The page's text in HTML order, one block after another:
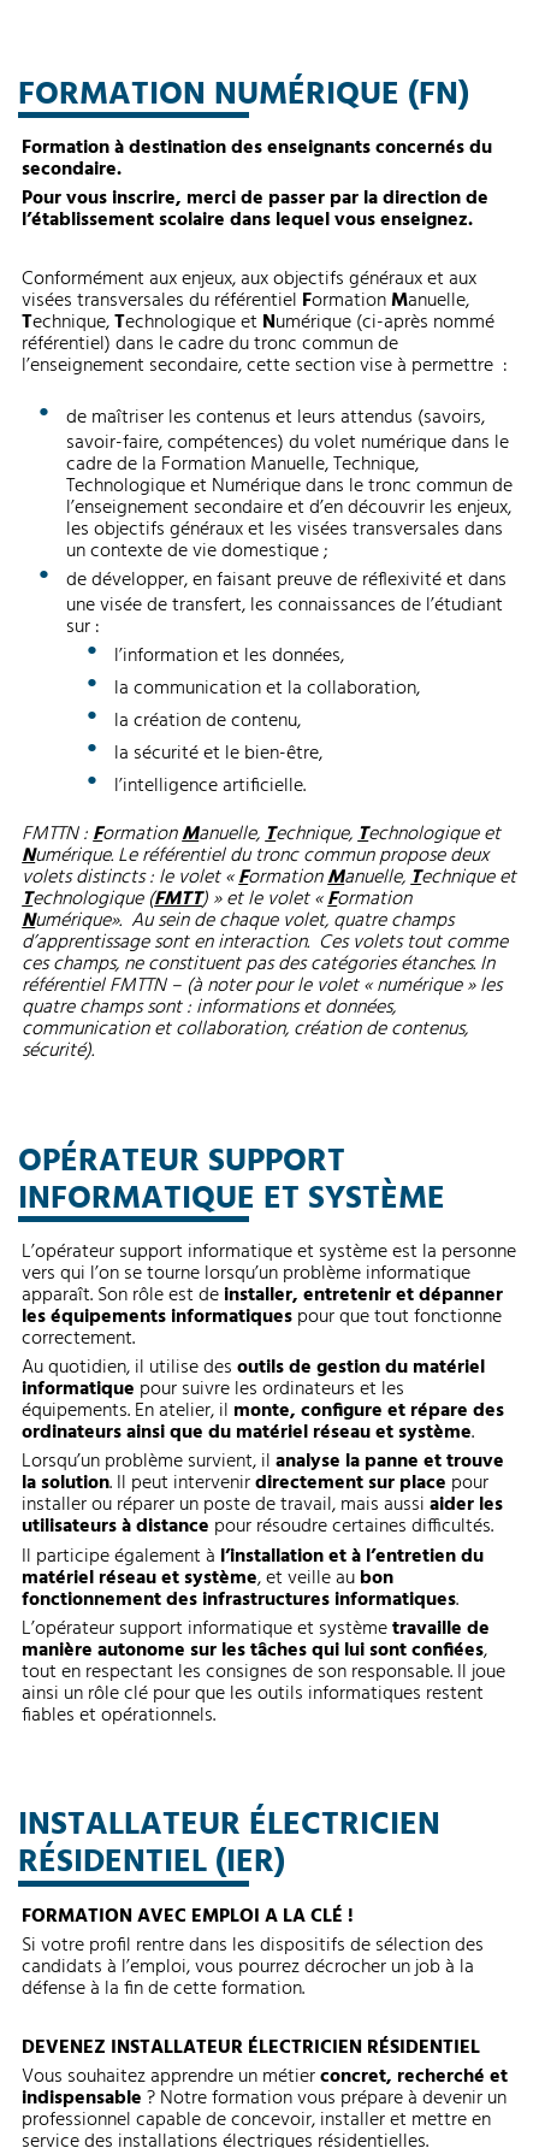
FORMATION NUMÉRIQUE (FN)
Formation à destination des enseignants concernés du
secondaire.
Pour vous inscrire, merci de passer par la direction de
l’établissement scolaire dans lequel vous enseignez.
Conformément aux enjeux, aux objectifs généraux et aux
visées transversales du référentiel FormationManuelle,
Technique,Technologique et Numérique (ci-après nommé
référentiel) dans le cadre du tronc commun de
l’enseignement secondaire, cette section vise à permettre :
de maîtriser les contenus et leurs attendus (savoirs,
savoir-faire, compétences) du volet numérique dans le
cadre de la Formation Manuelle, Technique,
Technologique et Numérique dans le tronc commun de
l’enseignement secondaire et d’en découvrir les enjeux,
les objectifs généraux et les visées transversales dans
un contexte de vie domestique ;
de développer, en faisant preuve de réflexivité et dans
une visée de transfert, les connaissances de l’étudiant
sur :
l’information et les données,
la communication et la collaboration,
la création de contenu,
la sécurité et le bien-être,
l’intelligence artificielle.
FMTTN :FormationManuelle,Technique,Technologique et
Numérique. Le référentiel du tronc commun propose deux
volets distincts : le volet «FormationManuelle,Technique et
Technologique (FMTT) » et le volet «Formation
Numérique». Au sein de chaque volet, quatre champs
d’apprentissage sont en interaction. Ces volets tout comme
ces champs, ne constituent pas des catégories étanches. In
référentiel FMTTN – (à noter pour le volet « numérique » les
quatre champs sont : informations et données,
communication et collaboration, création de contenus,
sécurité).
OPÉRATEUR SUPPORT
INFORMATIQUE ET SYSTÈME
L’opérateur support informatique et système est la personne
vers qui l’on se tourne lorsqu’un problème informatique
apparaît. Son rôle est deinstaller, entretenir et dépanner
les équipements informatiquespour que tout fonctionne
correctement.
Au quotidien, il utilise desoutils de gestion du matériel
informatique pour suivre les ordinateurs et les
équipements. En atelier, il monte, configure et répare des
ordinateurs ainsi que du matériel réseau et système.
Lorsqu’un problème survient, ilanalyse la panne et trouve
la solution. Il peut intervenirdirectement sur place pour
installer ou réparer un poste de travail, mais aussiaider les
utilisateurs à distance pour résoudre certaines difficultés.
Il participe également à l’installation et à l’entretien du
matériel réseau et système, et veille aubon
fonctionnement des infrastructures informatiques.
L’opérateur support informatique et systèmetravaille de
manière autonome sur les tâches qui lui sont confiées,
tout en respectant les consignes de son responsable. Il joue
ainsi un rôle clé pour que les outils informatiques restent
fiables et opérationnels.
INSTALLATEUR ÉLECTRICIEN
RÉSIDENTIEL (IER)
FORMATION AVEC EMPLOI A LA CLÉ !
Si votre profil rentre dans les dispositifs de sélection des
candidats à l’emploi, vous pourrez décrocher un job à la
défense à la fin de cette formation.
DEVENEZ INSTALLATEUR ÉLECTRICIEN RÉSIDENTIEL
Vous souhaitez apprendre un métierconcret, recherché et
indispensable? Notre formation vous prépare à devenir un
professionnel capable de concevoir, installer et mettre en